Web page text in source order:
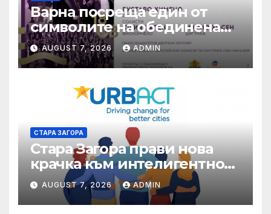
Варна посреща един от
символите на обединена
Европа
AUGUST 7, 2026 ADMIN
СТАРА ЗАГОРА
Стара Загора прави нова
крачка към интелигентно
управление на местната
икономика
AUGUST 7, 2026 ADMIN